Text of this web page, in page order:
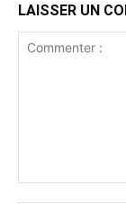
LAISSER UN